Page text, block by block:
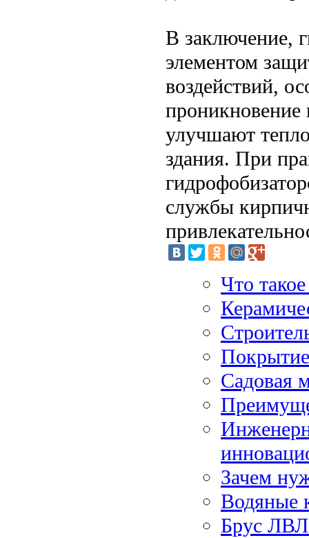
В заключение,
элементом
воздействий,
проникновение
улучшают
здания. При
службы
Что
Садовая
Зачем
Водяные
Брус